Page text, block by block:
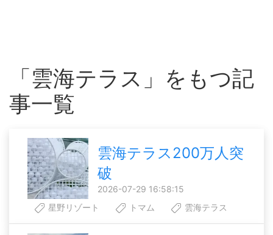
「雲海テラス」をもつ記
事一覧
雲海テラス200万人突
破
2026-07-29 16:58:15
星野リゾート
トマム 雲海テラス